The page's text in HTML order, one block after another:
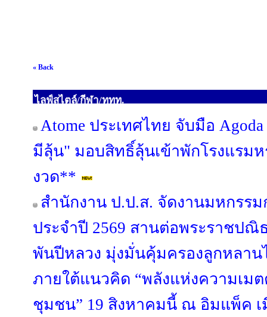
« Back
ไลฟ์สไตล์/กีฬา/ททท.
Atome ประเทศไทย จับมือ
มีลุ้น" มอบสิทธิ์ลุ้นเข้าพักโรงแรม
งวด**
สำนักงาน ป.ป.ส. จัดงานมหกรร
ประจำปี 2569 สานต่อพระราชป
พันปีหลวง มุ่งมั่นคุ้มครองลูกหลา
ภายใต้แนวคิด “พลังแห่งความเม
ชุมชน” 19 สิงหาคมนี้ ณ อิมแพ็ค เ